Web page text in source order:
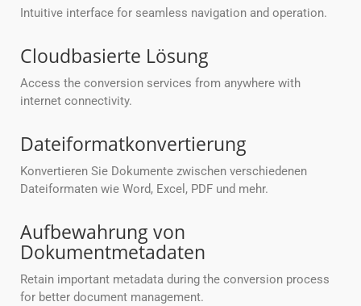
Intuitive interface for seamless navigation and operation.
Cloudbasierte Lösung
Access the conversion services from anywhere with
internet connectivity.
Dateiformatkonvertierung
Konvertieren Sie Dokumente zwischen verschiedenen
Dateiformaten wie Word, Excel, PDF und mehr.
Aufbewahrung von
Dokumentmetadaten
Retain important metadata during the conversion process
for better document management.